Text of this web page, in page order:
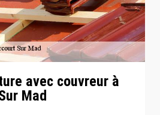
avec couvreur à
Mad